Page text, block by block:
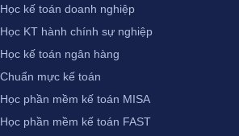
Học kế toán doanh nghiệp
Học KT hành chính sự nghiệp
Học kế toán ngân hàng
Chuẩn mực kế toán
Học phần mềm kế toán MISA
Học phần mềm kế toán FAST